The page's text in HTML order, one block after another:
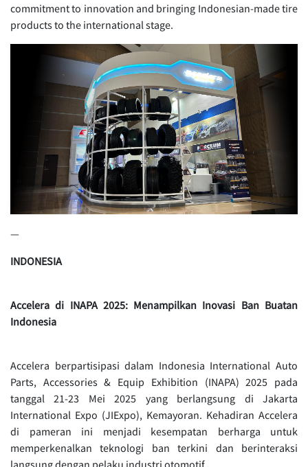
commitment to innovation and bringing Indonesian-made tire
products to the international stage.
—
INDONESIA
Accelera di INAPA 2025: Menampilkan Inovasi Ban Buatan
Indonesia
Accelera berpartisipasi dalam Indonesia International Auto
Parts, Accessories & Equip Exhibition (INAPA) 2025 pada
tanggal 21-23 Mei 2025 yang berlangsung di Jakarta
International Expo (JIExpo), Kemayoran. Kehadiran Accelera
di pameran ini menjadi kesempatan berharga untuk
memperkenalkan teknologi ban terkini dan berinteraksi